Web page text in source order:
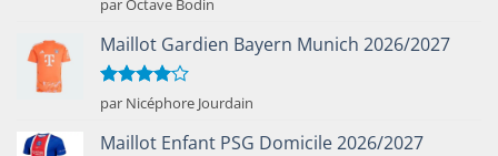
5
Maillot Gardien Bayern Munich 2026/2027
Note4
sur 5
par Nicéphore Jourdain
Maillot Enfant PSG Domicile 2026/2027